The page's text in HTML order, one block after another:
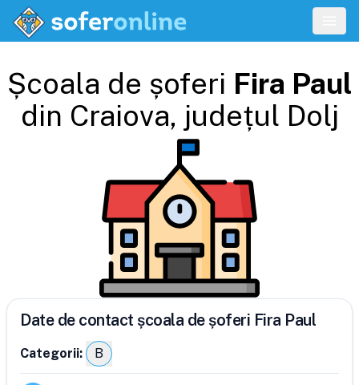
Școala de șoferi Fira Paul
din Craiova, județul Dolj
Date de contact școala de șoferi Fira Paul
Categorii: B